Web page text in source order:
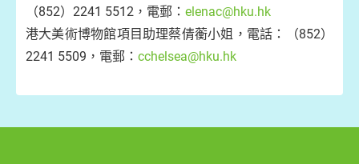
（852）2241 5512，電郵： elenac@hku.hk
港大美術博物館項目助理蔡倩蘅小姐，電話：（852）
2241 5509，電郵： cchelsea@hku.hk